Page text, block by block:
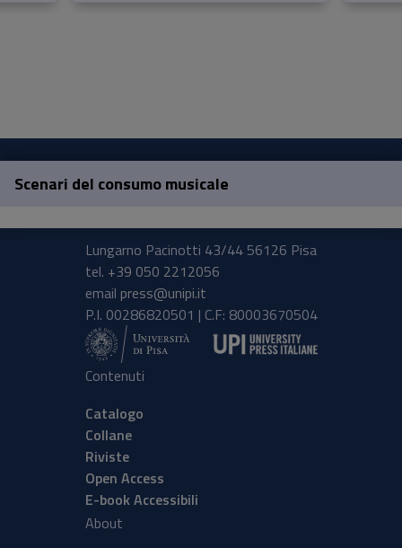
Scenari del consumo musicale
Lungarno Pacinotti 43/44 56126 Pisa
tel. +39 050 2212056
email press@unipi.it
P.I. 00286820501 | C.F: 80003670504
Contenuti
Catalogo
Collane
Riviste
Open Access
E-book Accessibili
About